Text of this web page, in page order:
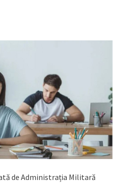
de Administrația Militară